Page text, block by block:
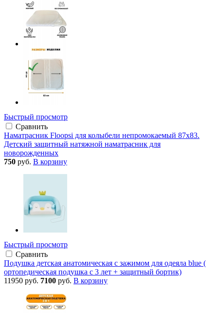
Быстрый просмотр
Сравнить
Наматрасник Floopsi для колыбели непромокаемый 87х83.
Детский защитный натяжной наматрасник для
новорожденных
750 руб. В корзину
Быстрый просмотр
Сравнить
Подушка детская анатомическая с зажимом для одеяла blue (
ортопедическая подушка с 3 лет + защитный бортик)
11950 руб. 7100 руб. В корзину